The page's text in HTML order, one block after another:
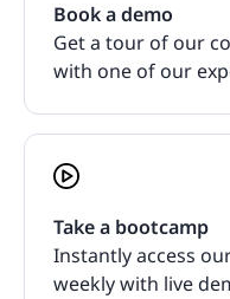
Book a demo
Get a tour of our
with one of our
Take a bootcamp
Instantly access
weekly with live